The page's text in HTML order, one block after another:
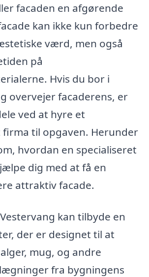
facaden en afgørende
kan ikke kun forbedre
værd, men også
på
Hvis du bor i
overvejer facaderens, er
ved at hyre et
til opgaven. Herunder
hvordan en specialiseret
dig med at få en
attraktiv facade.
kan tilbyde en
der er designet til at
mug, og andre
fra bygningens